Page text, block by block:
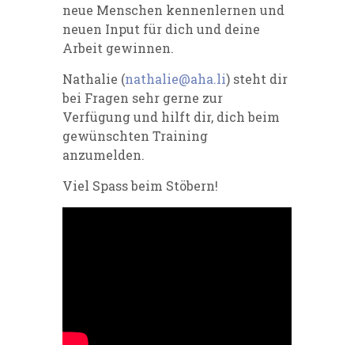
neue Menschen kennenlernen und
neuen Input für dich und deine
Arbeit gewinnen.
Nathalie (nathalie@aha.li) steht dir
bei Fragen sehr gerne zur
Verfügung und hilft dir, dich beim
gewünschten Training
anzumelden.
Viel Spass beim Stöbern!